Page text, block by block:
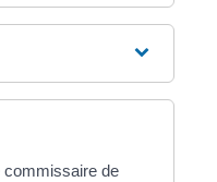
commissaire de